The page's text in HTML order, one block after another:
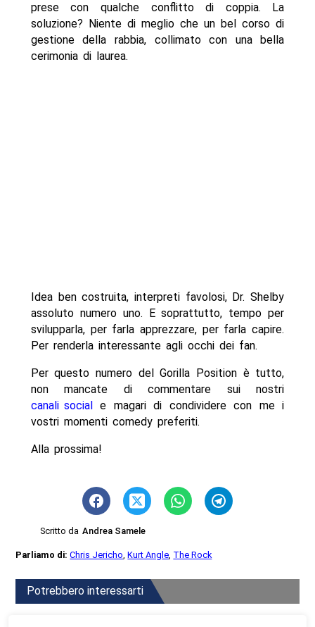
prese con qualche conflitto di coppia. La
soluzione? Niente di meglio che un bel corso di
gestione della rabbia, collimato con una bella
cerimonia di laurea.
Idea ben costruita, interpreti favolosi, Dr. Shelby
assoluto numero uno. E soprattutto, tempo per
svilupparla, per farla apprezzare, per farla capire.
Per renderla interessante agli occhi dei fan.
Per questo numero del Gorilla Position è tutto,
non mancate di commentare sui nostri
canali social
e magari di condividere con me i
vostri momenti comedy preferiti.
Alla prossima!
Scritto da Andrea Samele
Parliamo di:Chris Jericho,Kurt Angle, The Rock
Potrebbero interessarti